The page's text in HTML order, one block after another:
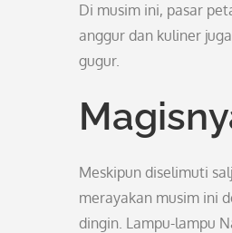
Di musim ini, pasar
anggur dan kuliner
gugur.
Meskipun diselimuti
merayakan musim ini
dingin. Lampu-lampu